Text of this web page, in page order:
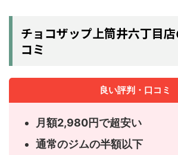
チョコザップ上筒井六丁目
コミ
良い評判・口コミ
月額2,980円で超安い
通常のジムの半額以下